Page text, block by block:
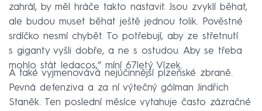
zahrál, by měl hráče takto nastavit. Jsou zvyklí běhat,
ale budou muset běhat ještě jednou tolik. Pověstné
srdíčko nesmí chybět. To potřebují, aby ze střetnutí
s giganty vyšli dobře, a ne s ostudou. Aby se třeba
mohlo stát ledacos,“ míní 67letý Vízek.
A také vyjmenovává nejúčinnější plzeňské zbraně.
Pevná defenziva a za ní výtečný gólman Jindřich
Staněk. Ten poslední měsíce vytahuje často zázračné